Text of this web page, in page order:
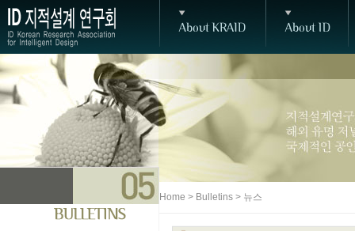
Home > Bulletins > 뉴스